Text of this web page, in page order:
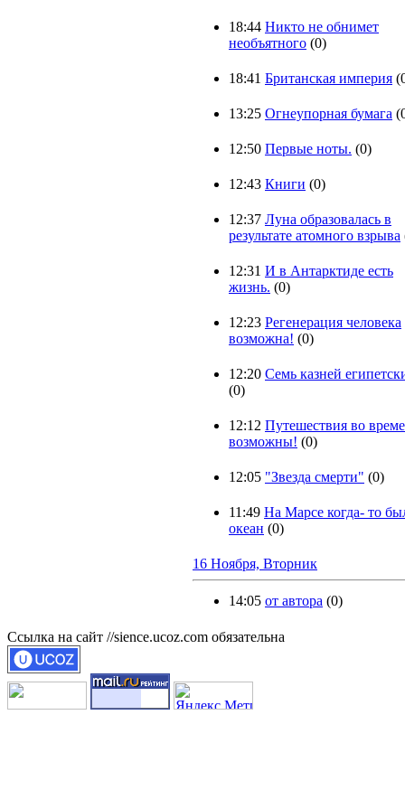
18:44 Никто не обнимет
необъятного (0)
18:41 Британская империя
13:25 Огнеупорная бумага
12:50 Первые ноты. (0)
12:43 Книги (0)
12:37 Луна образовалась в
результате атомного взрыва
12:31 И в Антарктиде есть
жизнь. (0)
12:23 Регенерация человека
возможна! (0)
12:20 Семь казней
(0)
12:12 Путешествия во
возможны! (0)
12:05 "Звезда смерти" (0)
11:49 На Марсе когда- то
океан (0)
16 Ноября, Вторник
14:05 от автора (0)
Ссылка на сайт //sience.ucoz.com обязательна